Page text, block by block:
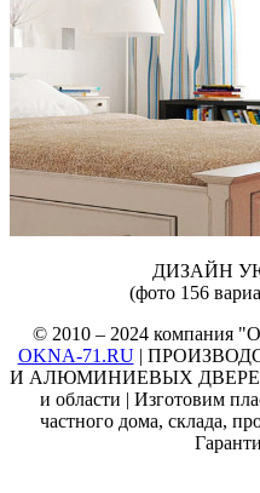
ДИЗАЙН
(фото 156
© 2010 – 2024 компания
OKNA-71.RU|
И АЛЮМИНИЕВЫХ ДВЕРЕЙ |
и области | Изготовим
частного дома, склада,